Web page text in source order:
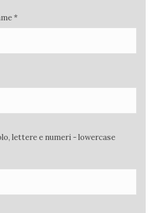
*
lettere e numeri - lowercase